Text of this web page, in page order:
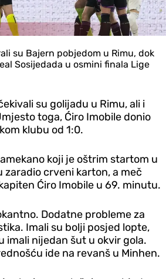
su Bajern pobjedom u Rimu, dok
Sosijedada u osmini finala Lige
su golijadu u Rimu, ali i
toga, Ćiro Imobile donio
klubu od 1:0.
koji je oštrim startom u
zaradio crveni karton, a meč
Ćiro Imobile u 69. minutu.
Dodatne probleme za
Imali su bolji posjed lopte,
imali nijedan šut u okvir gola.
ide na revanš u Minhen.